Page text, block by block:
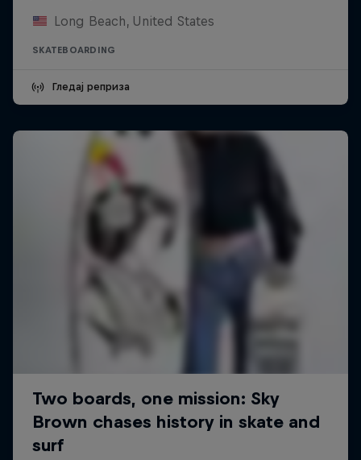
Long Beach, United States
SKATEBOARDING
Гледај реприза